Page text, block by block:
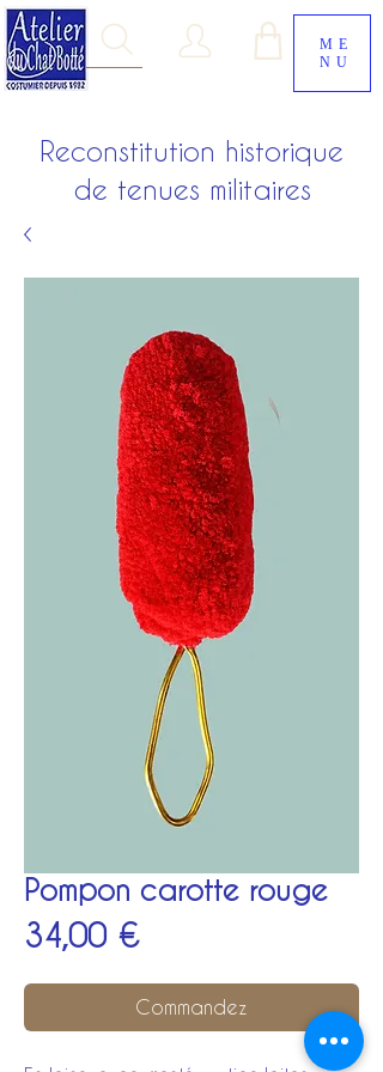
ME
NU
Reconstitution historique
de tenues militaires
Pompon carotte rouge
34,00 €Prix
Commandez